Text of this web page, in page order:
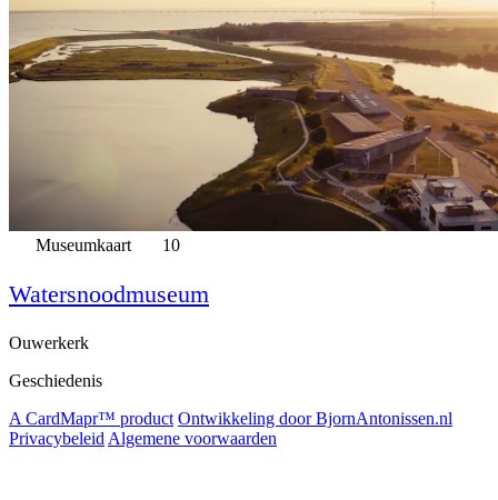
Museumkaart 10
Watersnoodmuseum
Ouwerkerk
Geschiedenis
A CardMapr™ product Ontwikkeling door BjornAntonissen.nl
Privacybeleid Algemene voorwaarden